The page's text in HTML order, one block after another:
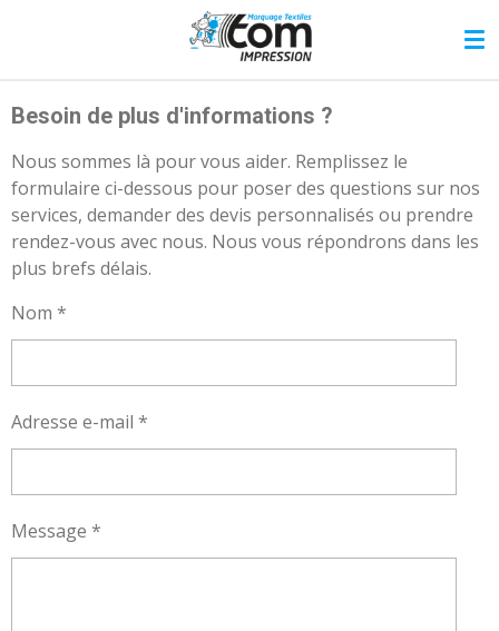
principal
Besoin de plus d'informations ?
Nous sommes là pour vous aider. Remplissez le
formulaire ci-dessous pour poser des questions sur nos
services, demander des devis personnalisés ou prendre
rendez-vous avec nous. Nous vous répondrons dans les
plus brefs délais.
Nom *
Adresse e-mail *
Message *